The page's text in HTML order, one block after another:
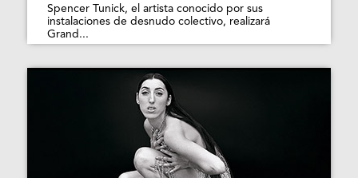
Spencer Tunick, el artista conocido por sus
instalaciones de desnudo colectivo, realizará
Grand...